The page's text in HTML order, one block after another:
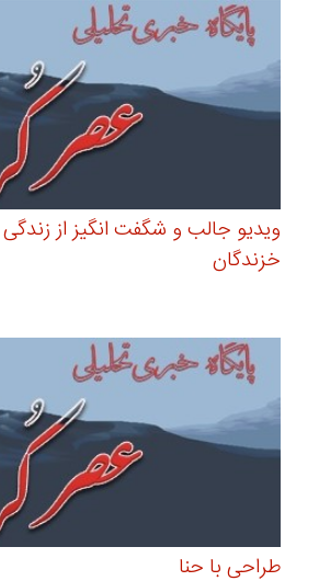
ویدیو جالب و شگفت انگیز از
خزندگان
طراحی با حنا